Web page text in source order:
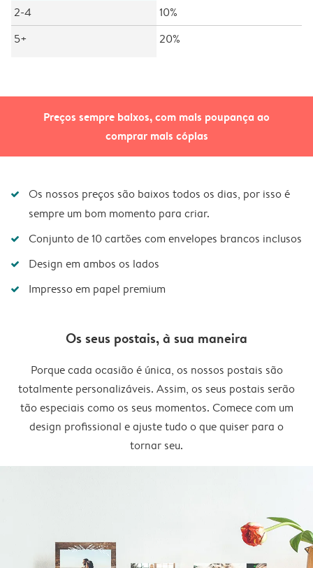
Preços sempre baixos, com mais poupança ao
comprar mais cópias
2-4
10%
5+
20%
Os nossos preços são baixos todos os dias, por isso é
sempre um bom momento para criar.
Conjunto de 10 cartões com envelopes brancos inclusos
Design em ambos os lados
Impresso em papel premium
Os seus postais, à sua maneira
Porque cada ocasião é única, os nossos postais são
totalmente personalizáveis. Assim, os seus postais serão
tão especiais como os seus momentos. Comece com um
design profissional e ajuste tudo o que quiser para o
tornar seu.